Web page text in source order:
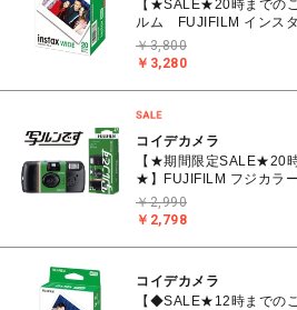
【★SALE★20時までの
ルム FUJIFILM インス
WIDE ワイド 2パック(10
￥3,280
￥3,800
コイデカメラ
【★期間限定SALE★20
★】FUJIFILM フジカラ
27枚撮り レンズ付きフ
￥2,798
￥2,990
コイデカメラ
【◆SALE★12時までの